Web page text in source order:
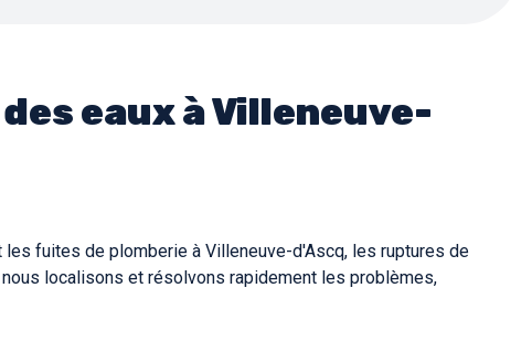
eaux à Villeneuve-
fuites de plomberie à Villeneuve-d'Ascq, les ruptures de
localisons et résolvons rapidement les problèmes,